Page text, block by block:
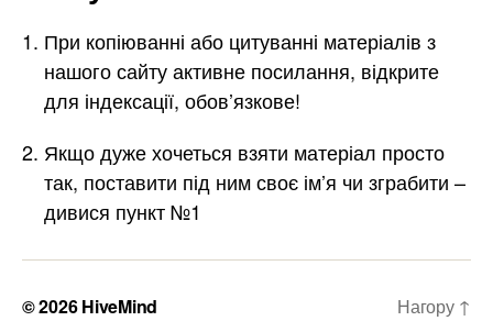
При копіюванні або цитуванні матеріалів з
нашого сайту активне посилання, відкрите
для індексації, обов’язкове!
Якщо дуже хочеться взяти матеріал просто
так, поставити під ним своє ім’я чи зграбити –
дивися пункт №1
© 2026HiveMind Нагору ↑